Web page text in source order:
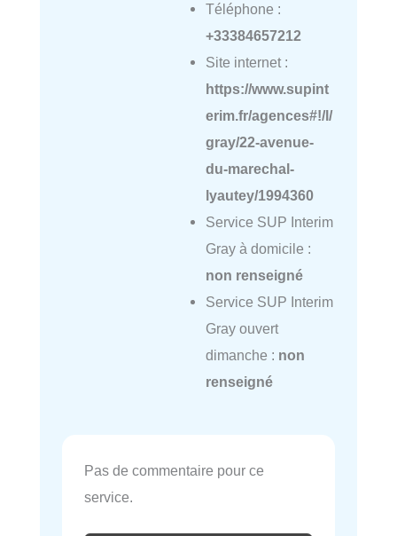
Téléphone :
+33384657212
Site internet :
https://www.supint
erim.fr/agences#!/l/
gray/22-avenue-
du-marechal-
lyautey/1994360
Service SUP Interim
Gray à domicile :
non renseigné
Service SUP Interim
Gray ouvert
dimanche : non
renseigné
Pas de commentaire pour ce
service.